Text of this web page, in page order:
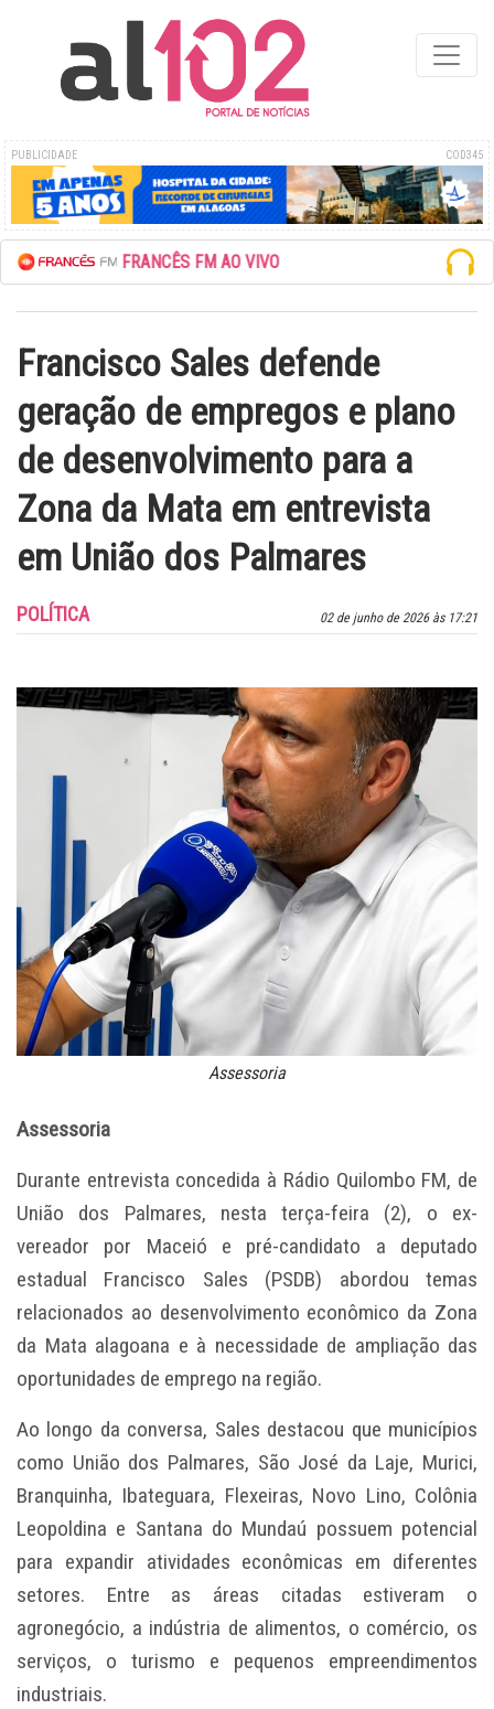
PUBLICIDADE COD345
A REDE FRANCÊS FM AO VIVO
Francisco Sales defende
geração de empregos e plano
de desenvolvimento para a
Zona da Mata em entrevista
em União dos Palmares
02 de junho de 2026 às 17:21
POLÍTICA
Assessoria
Assessoria
Durante entrevista concedida à Rádio Quilombo FM, de
União dos Palmares, nesta terça-feira (2), o ex-
vereador por Maceió e pré-candidato a deputado
estadual Francisco Sales (PSDB) abordou temas
relacionados ao desenvolvimento econômico da Zona
da Mata alagoana e à necessidade de ampliação das
oportunidades de emprego na região.
Ao longo da conversa, Sales destacou que municípios
como União dos Palmares, São José da Laje, Murici,
Branquinha, Ibateguara, Flexeiras, Novo Lino, Colônia
Leopoldina e Santana do Mundaú possuem potencial
para expandir atividades econômicas em diferentes
setores. Entre as áreas citadas estiveram o
agronegócio, a indústria de alimentos, o comércio, os
serviços, o turismo e pequenos empreendimentos
industriais.